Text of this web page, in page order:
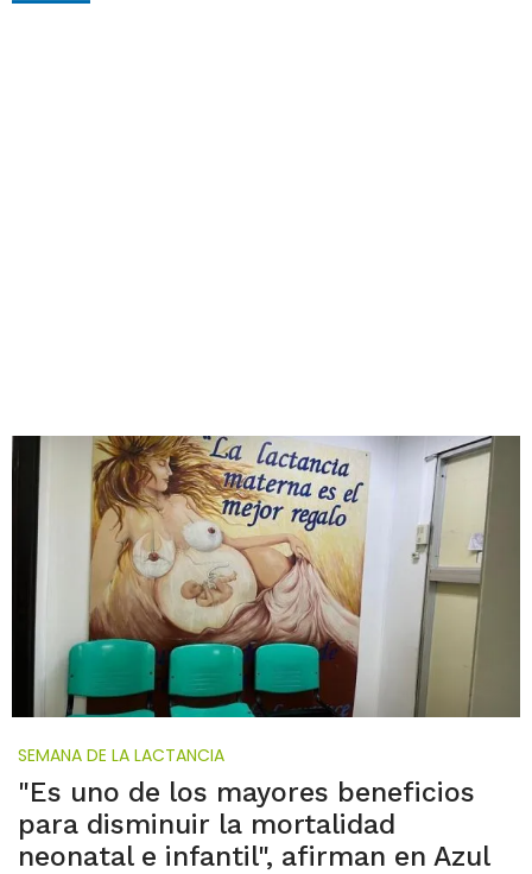
SEMANA DE LA LACTANCIA
"Es uno de los mayores beneficios
para disminuir la mortalidad
neonatal e infantil", afirman en Azul